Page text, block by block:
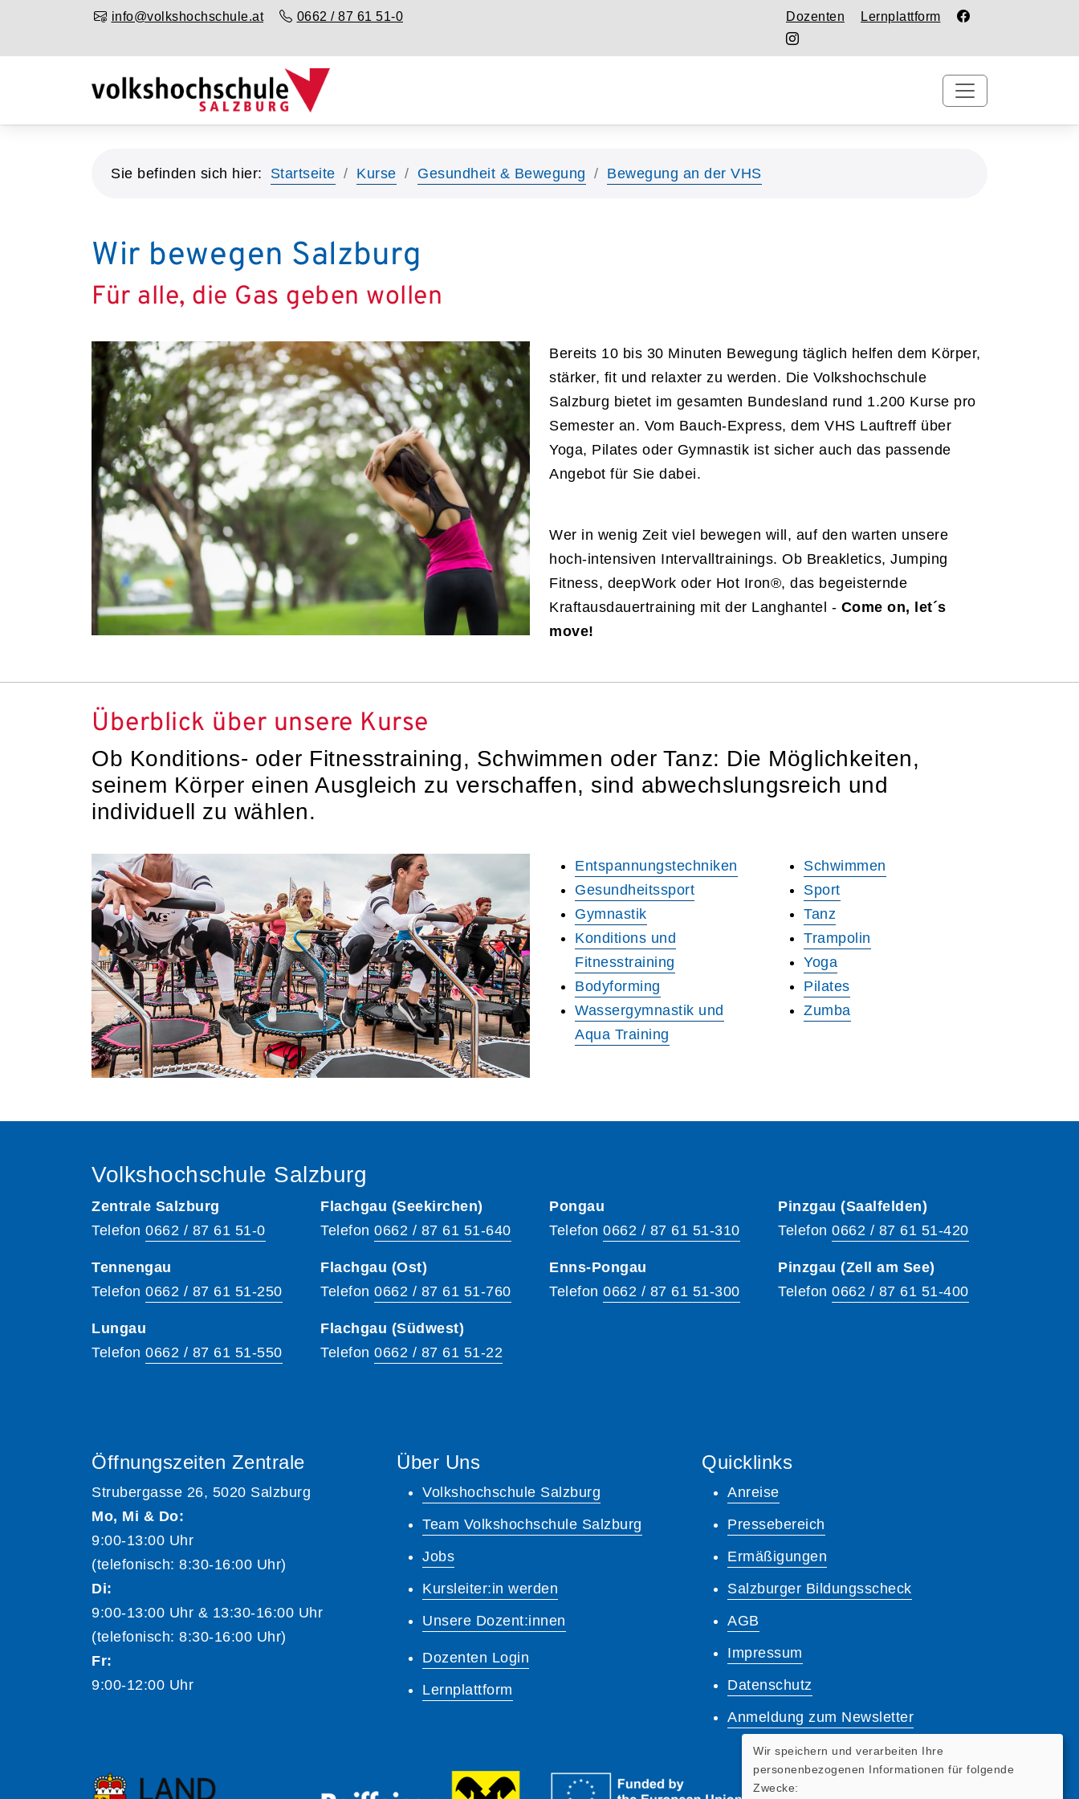
info@volkshochschule.at 0662 / 87 61 51-0 Dozenten Lernplattform
Sie befinden sich hier: Startseite Kurse Gesundheit & Bewegung Bewegung an der VHS
Wir bewegen Salzburg
Für alle, die Gas geben wollen
Bereits 10 bis 30 Minuten Bewegung täglich helfen dem Körper,
stärker, fit und relaxter zu werden. Die Volkshochschule
Salzburg bietet im gesamten Bundesland rund 1.200 Kurse pro
Semester an. Vom Bauch-Express, dem VHS Lauftreff über
Yoga, Pilates oder Gymnastik ist sicher auch das passende
Angebot für Sie dabei.
Wer in wenig Zeit viel bewegen will, auf den warten unsere
hoch-intensiven Intervalltrainings. Ob Breakletics, Jumping
Fitness, deepWork oder Hot Iron®, das begeisternde
Kraftausdauertraining mit der Langhantel - Come on, let´s
move!
Überblick über unsere Kurse
Ob Konditions- oder Fitnesstraining, Schwimmen oder Tanz: Die Möglichkeiten,
seinem Körper einen Ausgleich zu verschaffen, sind abwechslungsreich und
individuell zu wählen.
Entspannungstechniken
Gesundheitssport
Gymnastik
Konditions und
Fitnesstraining
Bodyforming
Wassergymnastik und
Aqua Training
Schwimmen
Sport
Tanz
Trampolin
Yoga
Pilates
Zumba
Volkshochschule Salzburg
Zentrale Salzburg
Telefon 0662 / 87 61 51-0
Tennengau
Telefon 0662 / 87 61 51-250
Lungau
Telefon 0662 / 87 61 51-550
Flachgau (Seekirchen)
Telefon 0662 / 87 61 51-640
Flachgau (Ost)
Telefon 0662 / 87 61 51-760
Flachgau (Südwest)
Telefon 0662 / 87 61 51-22
Pongau
Telefon 0662 / 87 61 51-310
Enns-Pongau
Telefon 0662 / 87 61 51-300
Pinzgau (Saalfelden)
Telefon 0662 / 87 61 51-420
Pinzgau (Zell am See)
Telefon 0662 / 87 61 51-400
Öffnungszeiten Zentrale
Strubergasse 26, 5020 Salzburg
Mo, Mi & Do:
9:00-13:00 Uhr
(telefonisch: 8:30-16:00 Uhr)
Di:
9:00-13:00 Uhr & 13:30-16:00 Uhr
(telefonisch: 8:30-16:00 Uhr)
Fr:
9:00-12:00 Uhr
Über Uns
Volkshochschule Salzburg
Team Volkshochschule Salzburg
Jobs
Kursleiter:in werden
Unsere Dozent:innen
Dozenten Login
Lernplattform
Quicklinks
Anreise
Pressebereich
Ermäßigungen
Salzburger Bildungsscheck
AGB
Impressum
Datenschutz
Anmeldung zum Newsletter
Wir speichern und verarbeiten Ihre
personenbezogenen Informationen für folgende
Zwecke: